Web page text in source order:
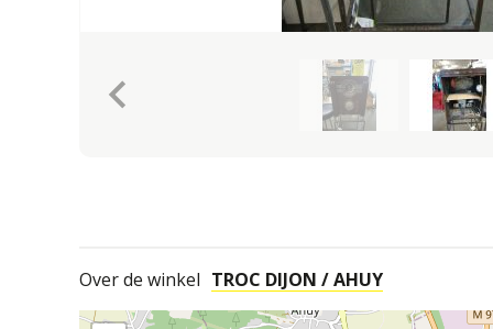
keyboard_arrow_left
Over de winkel TROC DIJON / AHUY